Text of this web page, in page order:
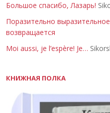
Большое спасибо, Лазарь!
Поразительно
возвращается
Moi aussi, je l’espère! Je…
КНИЖНАЯ ПОЛКА